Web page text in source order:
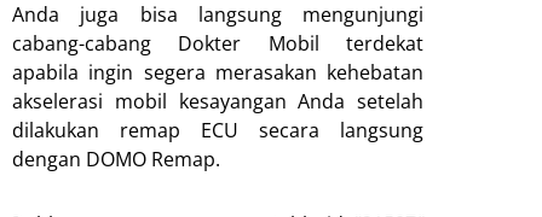
Anda juga bisa langsung mengunjungi
cabang-cabang Dokter Mobil terdekat
apabila ingin segera merasakan kehebatan
akselerasi mobil kesayangan Anda setelah
dilakukan remap ECU secara langsung
dengan DOMO Remap.